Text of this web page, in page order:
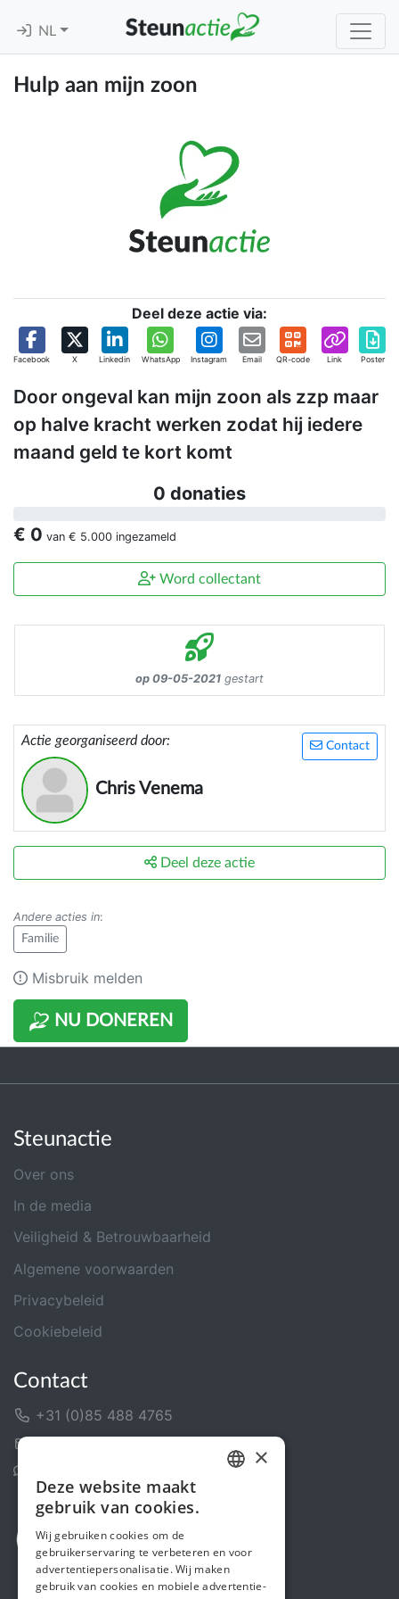
NL
Hulp aan mijn zoon
Deel deze actie via:
Facebook X Linkedin WhatsApp Instagram Email QR-code Link Poster
Door ongeval kan mijn zoon als zzp maar
op halve kracht werken zodat hij iedere
maand geld te kort komt
0 donaties
€ 0 van € 5.000 ingezameld
Word collectant
op 09-05-2021 gestart
Contact
Actie georganiseerd door:
Chris Venema
NU DONEREN
Deel deze actie
Andere acties in:
Familie
Misbruik melden
Steunactie
Over ons
In de media
Veiligheid & Betrouwbaarheid
Algemene voorwaarden
Privacybeleid
Cookiebeleid
Contact
+31 (0)85 488 4765
ENGLISH
×
Deze website maakt
gebruik van cookies.
Wij gebruiken cookies om de
gebruikerservaring te verbeteren en voor
advertentiepersonalisatie. Wij maken
gebruik van cookies en mobiele advertentie-